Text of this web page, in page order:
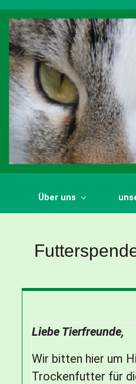
Zum Hauptinhalt springen
Über uns
Liebe Tierfreunde,
Wir bitten hier um
Trockenfutter für